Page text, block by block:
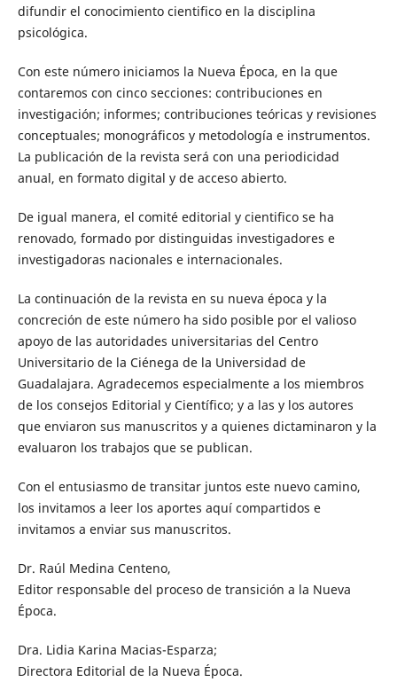
difundir el conocimiento cientifico en la disciplina
psicológica.
Con este número iniciamos la Nueva Época, en la que
contaremos con cinco secciones: contribuciones en
investigación; informes; contribuciones teóricas y revisiones
conceptuales; monográficos y metodología e instrumentos.
La publicación de la revista será con una periodicidad
anual, en formato digital y de acceso abierto.
De igual manera, el comité editorial y cientifico se ha
renovado, formado por distinguidas investigadores e
investigadoras nacionales e internacionales.
La continuación de la revista en su nueva época y la
concreción de este número ha sido posible por el valioso
apoyo de las autoridades universitarias del Centro
Universitario de la Ciénega de la Universidad de
Guadalajara. Agradecemos especialmente a los miembros
de los consejos Editorial y Científico; y a las y los autores
que enviaron sus manuscritos y a quienes dictaminaron y la
evaluaron los trabajos que se publican.
Con el entusiasmo de transitar juntos este nuevo camino,
los invitamos a leer los aportes aquí compartidos e
invitamos a enviar sus manuscritos.
Dr. Raúl Medina Centeno,
Editor responsable del proceso de transición a la Nueva
Época.
Dra. Lidia Karina Macias-Esparza;
Directora Editorial de la Nueva Época.